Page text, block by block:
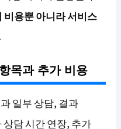
비용뿐 아니라 서비스
목과 추가 비용
일부 상담, 결과
담 시간 연장, 추가